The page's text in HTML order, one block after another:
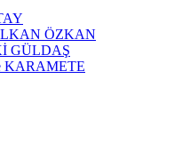
ÖZKAN
GÜLDAŞ
KARAMETE